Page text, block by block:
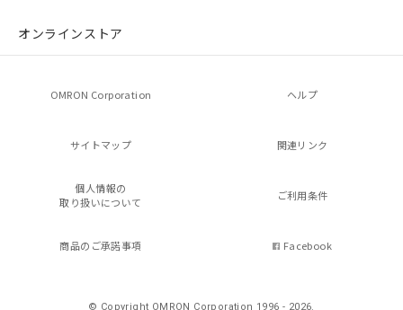
オンラインストア
OMRON Corporation ヘルプ
サイトマップ 関連リンク
個人情報の
取り扱いについて
ご利用条件
商品のご承諾事項 Facebook
© Copyright OMRON Corporation 1996 - 2026.